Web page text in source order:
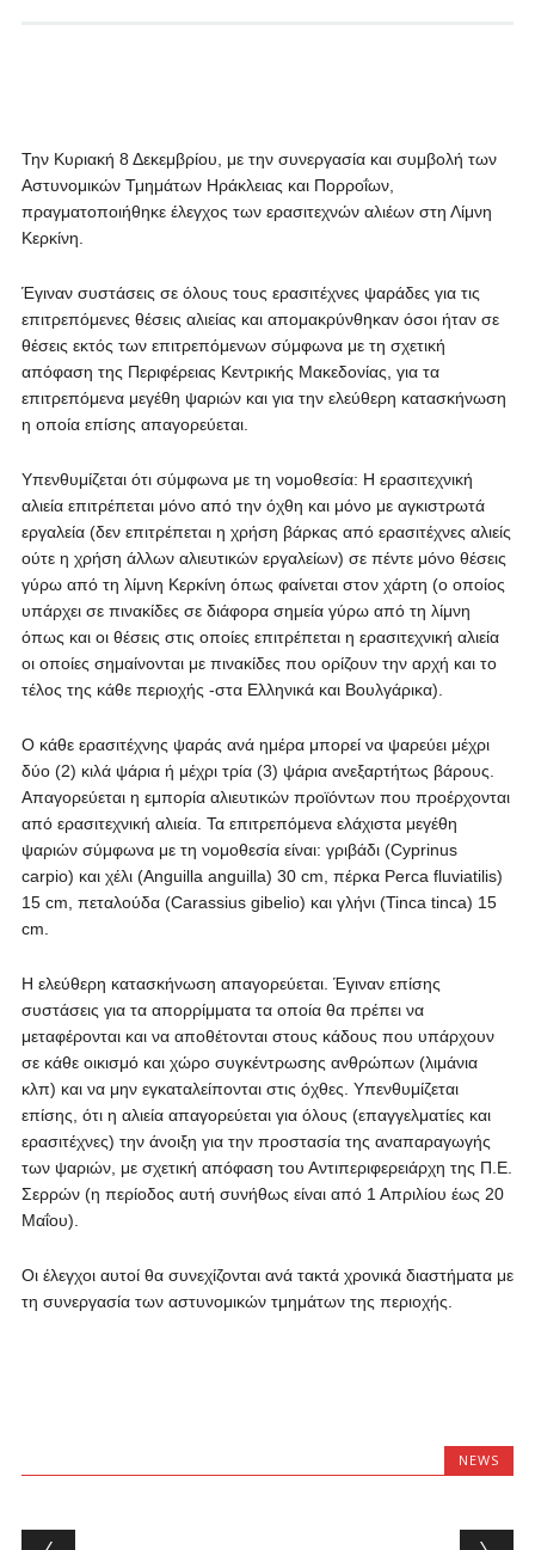
Την Κυριακή 8 Δεκεμβρίου, με την συνεργασία και συμβολή των
Αστυνομικών Τμημάτων Ηράκλειας και Πορροΐων,
πραγματοποιήθηκε έλεγχος των ερασιτεχνών αλιέων στη Λίμνη
Κερκίνη.
Έγιναν συστάσεις σε όλους τους ερασιτέχνες ψαράδες για τις
επιτρεπόμενες θέσεις αλιείας και απομακρύνθηκαν όσοι ήταν σε
θέσεις εκτός των επιτρεπόμενων σύμφωνα με τη σχετική
απόφαση της Περιφέρειας Κεντρικής Μακεδονίας, για τα
επιτρεπόμενα μεγέθη ψαριών και για την ελεύθερη κατασκήνωση
η οποία επίσης απαγορεύεται.
Υπενθυμίζεται ότι σύμφωνα με τη νομοθεσία: Η ερασιτεχνική
αλιεία επιτρέπεται μόνο από την όχθη και μόνο με αγκιστρωτά
εργαλεία (δεν επιτρέπεται η χρήση βάρκας από ερασιτέχνες αλιείς
ούτε η χρήση άλλων αλιευτικών εργαλείων) σε πέντε μόνο θέσεις
γύρω από τη λίμνη Κερκίνη όπως φαίνεται στον χάρτη (ο οποίος
υπάρχει σε πινακίδες σε διάφορα σημεία γύρω από τη λίμνη
όπως και οι θέσεις στις οποίες επιτρέπεται η ερασιτεχνική αλιεία
οι οποίες σημαίνονται με πινακίδες που ορίζουν την αρχή και το
τέλος της κάθε περιοχής -στα Ελληνικά και Βουλγάρικα).
Ο κάθε ερασιτέχνης ψαράς ανά ημέρα μπορεί να ψαρεύει μέχρι
δύο (2) κιλά ψάρια ή μέχρι τρία (3) ψάρια ανεξαρτήτως βάρους.
Απαγορεύεται η εμπορία αλιευτικών προϊόντων που προέρχονται
από ερασιτεχνική αλιεία. Τα επιτρεπόμενα ελάχιστα μεγέθη
ψαριών σύμφωνα με τη νομοθεσία είναι: γριβάδι (Cyprinus
carpio) και χέλι (Anguilla anguilla) 30 cm, πέρκα Perca fluviatilis)
15 cm, πεταλούδα (Carassius gibelio) και γλήνι (Tinca tinca) 15
cm.
Η ελεύθερη κατασκήνωση απαγορεύεται. Έγιναν επίσης
συστάσεις για τα απορρίμματα τα οποία θα πρέπει να
μεταφέρονται και να αποθέτονται στους κάδους που υπάρχουν
σε κάθε οικισμό και χώρο συγκέντρωσης ανθρώπων (λιμάνια
κλπ) και να μην εγκαταλείπονται στις όχθες. Υπενθυμίζεται
επίσης, ότι η αλιεία απαγορεύεται για όλους (επαγγελματίες και
ερασιτέχνες) την άνοιξη για την προστασία της αναπαραγωγής
των ψαριών, με σχετική απόφαση του Αντιπεριφερειάρχη της Π.Ε.
Σερρών (η περίοδος αυτή συνήθως είναι από 1 Απριλίου έως 20
Μαΐου).
Οι έλεγχοι αυτοί θα συνεχίζονται ανά τακτά χρονικά διαστήματα με
τη συνεργασία των αστυνομικών τμημάτων της περιοχής.
NEWS